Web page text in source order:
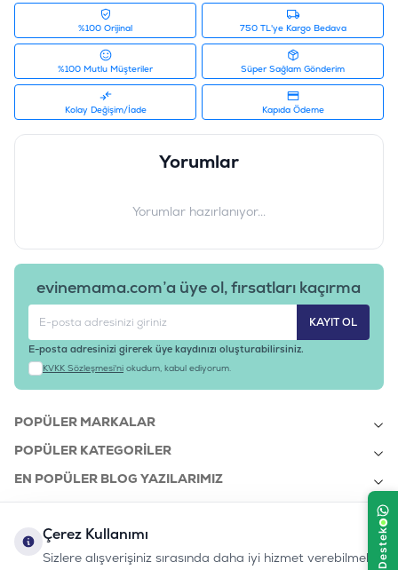
%100 Orijinal 750 TL'ye Kargo Bedava
%100 Mutlu Müşteriler Süper Sağlam Gönderim
Kolay Değişim/İade Kapıda Ödeme
Yorumlar
Yorumlar hazırlanıyor...
evinemama.com’a üye ol, fırsatları kaçırma
KAYIT OL
E-posta adresinizi girerek üye kaydınızı oluşturabilirsiniz.
KVKK Sözleşmesi'ni okudum, kabul ediyorum.
POPÜLER MARKALAR
POPÜLER KATEGORILER
EN POPÜLER BLOG YAZILARIMIZ
KURUMSAL
Çerez Kullanımı
Sizlere alışverişiniz sırasında daha iyi hizmet verebilmek